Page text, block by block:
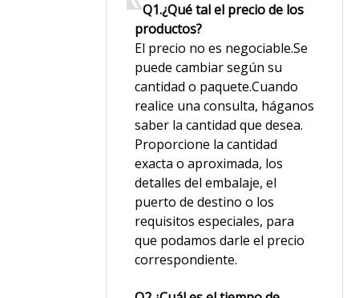
Q1.¿Qué tal el precio de los
productos?
El precio no es negociable.Se
puede cambiar según su
cantidad o paquete.Cuando
realice una consulta, háganos
saber la cantidad que desea.
Proporcione la cantidad
exacta o aproximada, los
detalles del embalaje, el
puerto de destino o los
requisitos especiales, para
que podamos darle el precio
correspondiente.